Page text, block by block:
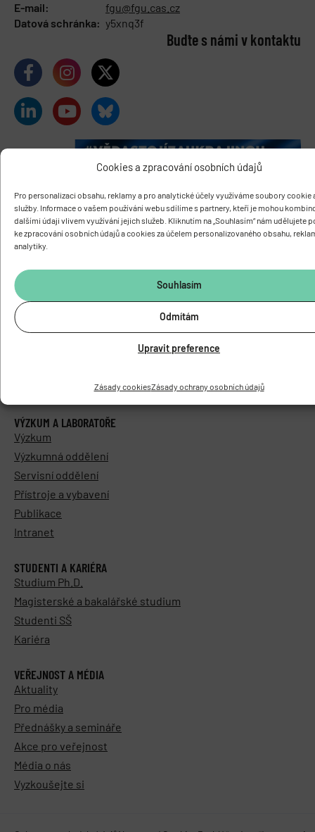
Cookies a zpracování osobních údajů
Pro personalizaci obsahu, reklamy a pro analytické účely využíváme soubory cookie
služby. Informace o vašem používání webu sdílíme s partnery, kteří je mohou
dalšími údaji vlivem využívání jejich služeb. Kliknutím na „Souhlasím“ nám udělujete
ke zpracování osobních údajů a cookies za účelem personalizovaného obsahu,
analytiky.
Souhlasím
Odmítám
Upravit preference
Zásady cookiesZásady ochrany osobních údajů
E-mail:
fgu@fgu.cas.cz
Datová schránka: y5xnq3f
Buďte s námi v kontaktu
O ÚSTAVU
Základní informace
Vedení a struktura
Knihovna
Časopis PhysRes
Povinně zveřejňované informace
VÝZKUM A LABORATOŘE
Výzkum
Výzkumná oddělení
Servisní oddělení
Přístroje a vybavení
Publikace
Intranet
STUDENTI A KARIÉRA
Studium Ph.D.
Magisterské a bakalářské studium
Studenti SŠ
Kariéra
VEŘEJNOST A MÉDIA
Aktuality
Pro média
Přednášky a semináře
Akce pro veřejnost
Média o nás
Vyzkoušejte si